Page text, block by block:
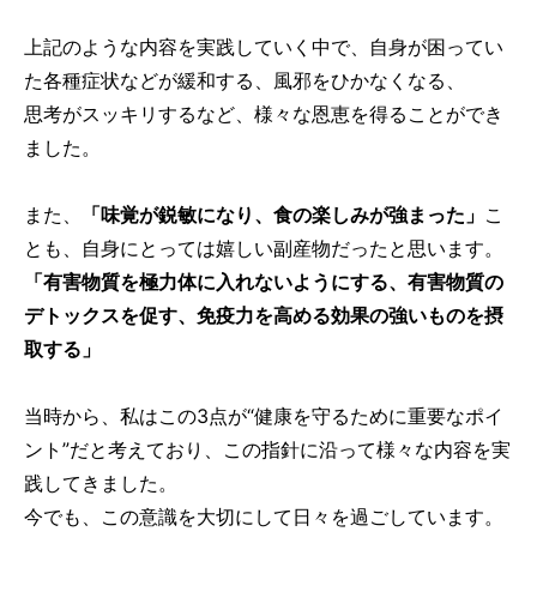
上記のような内容を実践していく中で、自身が困ってい
た各種症状などが緩和する、風邪をひかなくなる、
思考がスッキリするなど、様々な恩恵を得ることができ
ました。
また、 「味覚が鋭敏になり、食の楽しみが強まった」 こ
とも、自身にとっては嬉しい副産物だったと思います。
「有害物質を極力体に入れないようにする、有害物質の
デトックスを促す、免疫力を高める効果の強いものを摂
取する」
当時から、私はこの3点が“健康を守るために重要なポイ
ント”だと考えており、この指針に沿って様々な内容を実
践してきました。
今でも、この意識を大切にして日々を過ごしています。